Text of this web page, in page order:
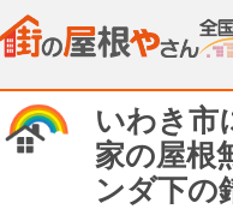
いわき市
家の屋根
ンダ下の